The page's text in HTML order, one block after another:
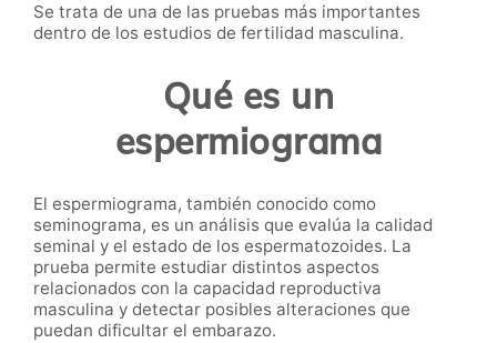
Se trata de una de las pruebas más importantes
dentro de los estudios de fertilidad masculina.
Qué es un
espermiograma
El espermiograma, también conocido como
seminograma, es un análisis que evalúa la calidad
seminal y el estado de los espermatozoides. La
prueba permite estudiar distintos aspectos
relacionados con la capacidad reproductiva
masculina y detectar posibles alteraciones que
puedan dificultar el embarazo.